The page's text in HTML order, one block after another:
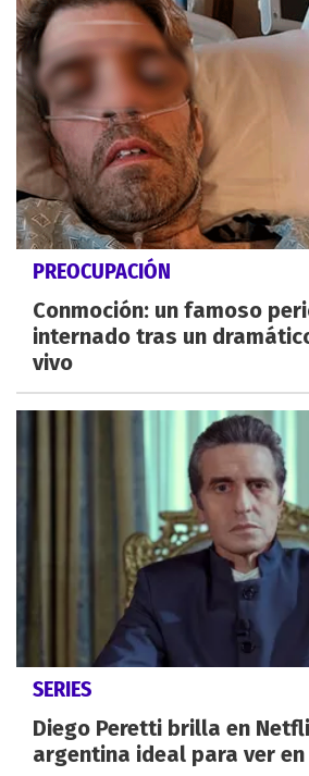
PREOCUPACIÓN
Conmoción: un famoso
internado tras un
vivo
SERIES
Diego Peretti brilla en
argentina ideal para ver